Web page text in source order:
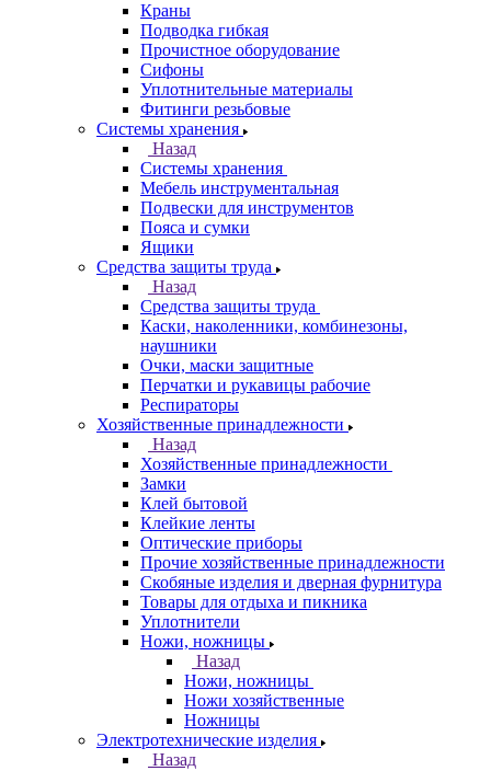
Краны
Подводка гибкая
Прочистное оборудование
Сифоны
Уплотнительные материалы
Фитинги резьбовые
Системы хранения
Назад
Системы хранения
Мебель инструментальная
Подвески для инструментов
Пояса и сумки
Ящики
Средства защиты труда
Назад
Средства защиты труда
Каски, наколенники, комбинезоны,
наушники
Очки, маски защитные
Перчатки и рукавицы рабочие
Респираторы
Хозяйственные принадлежности
Назад
Хозяйственные принадлежности
Замки
Клей бытовой
Клейкие ленты
Оптические приборы
Прочие хозяйственные принадлежности
Скобяные изделия и дверная фурнитура
Товары для отдыха и пикника
Уплотнители
Ножи, ножницы
Назад
Ножи, ножницы
Ножи хозяйственные
Ножницы
Электротехнические изделия
Назад